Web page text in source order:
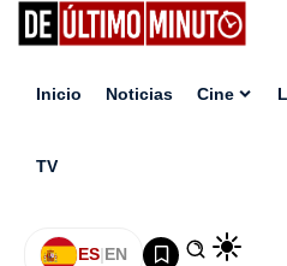
Inicio Noticias Cine
TV
ES|EN